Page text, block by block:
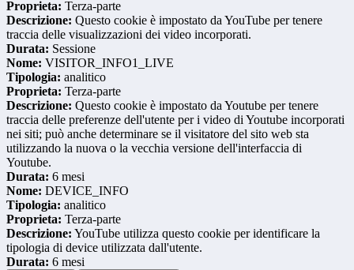
Proprieta: Terza-parte
Descrizione: Questo cookie è impostato da YouTube per tenere
traccia delle visualizzazioni dei video incorporati.
Durata: Sessione
Nome: VISITOR_INFO1_LIVE
Tipologia: analitico
Proprieta: Terza-parte
Descrizione: Questo cookie è impostato da Youtube per tenere
traccia delle preferenze dell'utente per i video di Youtube incorporati
nei siti; può anche determinare se il visitatore del sito web sta
utilizzando la nuova o la vecchia versione dell'interfaccia di
Youtube.
Durata: 6 mesi
Nome: DEVICE_INFO
Tipologia: analitico
Proprieta: Terza-parte
Descrizione: YouTube utilizza questo cookie per identificare la
tipologia di device utilizzata dall'utente.
Durata: 6 mesi